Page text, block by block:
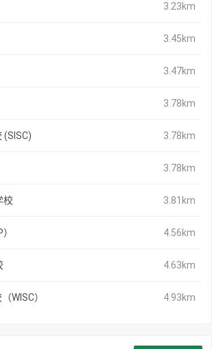
3.23km
3.45km
3.47km
3.78km
(SISC) 3.78km
3.78km
校 3.81km
4.56km
4.63km
WISC） 4.93km